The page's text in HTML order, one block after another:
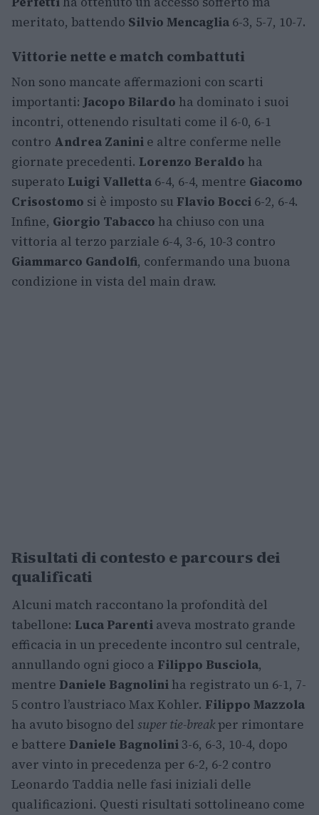
meritato, battendo Silvio Mencaglia 6-3, 5-7, 10-7.
Vittorie nette e match combattuti
Non sono mancate affermazioni con scarti
importanti:Jacopo Bilardo ha dominato i suoi
incontri, ottenendo risultati come il 6-0, 6-1
contro Andrea Zanini e altre conferme nelle
giornate precedenti. Lorenzo Beraldo ha
superato Luigi Valletta 6-4, 6-4, mentre Giacomo
Crisostomo si è imposto su Flavio Bocci 6-2, 6-4.
Infine, Giorgio Tabacco ha chiuso con una
vittoria al terzo parziale 6-4, 3-6, 10-3 contro
Giammarco Gandolfi, confermando una buona
condizione in vista del main draw.
Risultati di contesto e parcours dei
qualificati
Alcuni match raccontano la profondità del
tabellone: Luca Parenti aveva mostrato grande
efficacia in un precedente incontro sul centrale,
annullando ogni gioco a Filippo Busciola,
mentre Daniele Bagnolini ha registrato un 6-1, 7-
5 contro l’austriaco Max Kohler. Filippo Mazzola
ha avuto bisogno del super tie-breakper rimontare
e battere Daniele Bagnolini3-6, 6-3, 10-4, dopo
aver vinto in precedenza per 6-2, 6-2 contro
Leonardo Taddia nelle fasi iniziali delle
qualificazioni. Questi risultati sottolineano come